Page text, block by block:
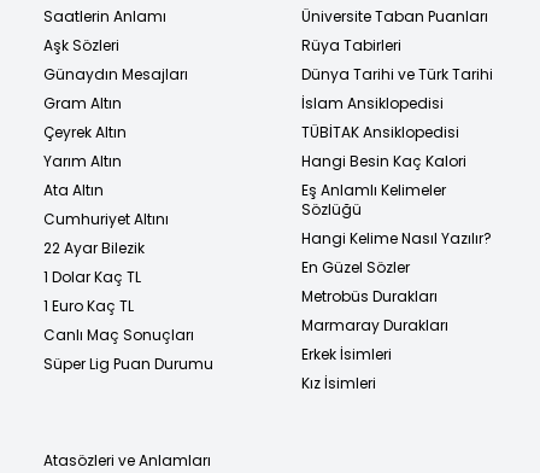
Saatlerin Anlamı
Aşk Sözleri
Günaydın Mesajları
Gram Altın
Çeyrek Altın
Yarım Altın
Ata Altın
Cumhuriyet Altını
22 Ayar Bilezik
1 Dolar Kaç TL
1 Euro Kaç TL
Canlı Maç Sonuçları
Süper Lig Puan Durumu
Üniversite Taban Puanları
Rüya Tabirleri
Dünya Tarihi ve Türk Tarihi
İslam Ansiklopedisi
TÜBİTAK Ansiklopedisi
Hangi Besin Kaç Kalori
Eş Anlamlı Kelimeler
Sözlüğü
Hangi Kelime Nasıl Yazılır?
En Güzel Sözler
Metrobüs Durakları
Marmaray Durakları
Erkek İsimleri
Kız İsimleri
Atasözleri ve Anlamları